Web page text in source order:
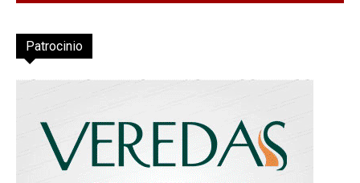
Patrocinio